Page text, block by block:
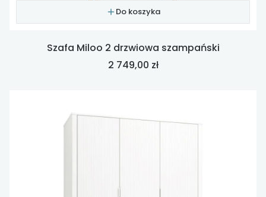
Do koszyka
Szafa Miloo 2 drzwiowa szampański
Cena
2 749,00 zł